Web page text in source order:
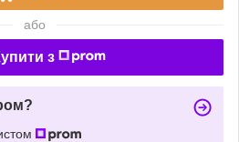
або
з